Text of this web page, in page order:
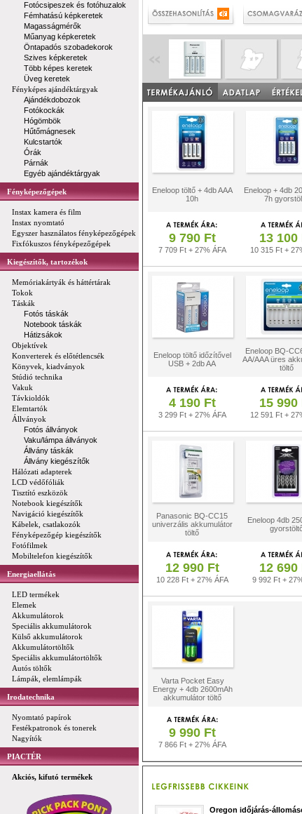
Fotócsipeszek és fotóhuzalok
Fémhatású képkeretek
Magasságmérők
Műanyag képkeretek
Öntapadós szobadekorok
Szives képkeretek
Több képes keretek
Üveg keretek
Fényképes ajándéktárgyak
Ajándékdobozok
Fotókockák
Hógömbök
Hűtőmágnesek
Kulcstartók
Órák
Párnák
Egyéb ajándéktárgyak
Fényképezőgépek
Instax kamera és film
Instax nyomtató
Egyszer használatos fényképezőgépek
Fixfókuszos fényképezőgépek
Kiegészítők, tartozékok
Memóriakártyák és háttértárak
Tokok
Táskák
Fotós táskák
Notebook táskák
Hátizsákok
Objektívek
Konverterek és előtétlencsék
Könyvek, kiadványok
Stúdió technika
Vakuk
Távkioldók
Elemtartók
Állványok
Fotós állványok
Vaku/lámpa állványok
Állvány táskák
Állvány kiegészítők
Hálózati adapterek
LCD védőfóliák
Tisztító eszközök
Notebook kiegészítők
Navigáció kiegészítők
Kábelek, csatlakozók
Fényképezőgép kiegészítők
Fotófilmek
Mobiltelefon kiegészítők
Energiaellátás
LED termékek
Elemek
Akkumulátorok
Speciális akkumulátorok
Külső akkumulátorok
Akkumulátortöltők
Speciális akkumulátortöltők
Autós töltők
Lámpák, elemlámpák
Irodatechnika
Nyomtató papírok
Festékpatronok és tonerek
Nagyítók
PIACTÉR
Akciós, kifutó termékek
Eneloop töltő + 4db AAA
10h
Eneloop + 4db
7h
9 790 Ft
7 709 Ft + 27% ÁFA
13 100
10 315 Ft +
Eneloop töltő időzítővel
USB + 2db AA
Eneloop BQ-
AA/AAA üres
töltő
4 190 Ft
3 299 Ft + 27% ÁFA
15 990
12 591 Ft +
Panasonic BQ-CC15
univerzális akkumulátor
töltő
Eneloop 4db
12 990 Ft
10 228 Ft + 27% ÁFA
12 690
9 992 Ft +
Varta Pocket Easy
Energy + 4db 2600mAh
akkumulátor töltő
9 990 Ft
7 866 Ft + 27% ÁFA
Oregon időjárás-